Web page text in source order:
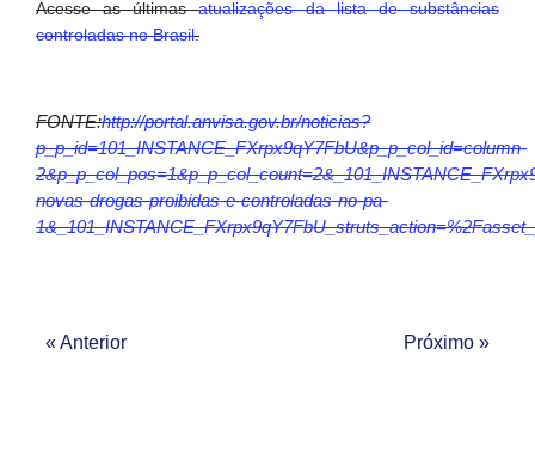
Acesse as últimasatualizações da lista de substâncias
controladas no Brasil.
FONTE:http://portal.anvisa.gov.br/noticias?
p_p_id=101_INSTANCE_FXrpx9qY7FbU&p_p_col_id=column-
novas-drogas-proibidas-e-controladas-no-pa-
« Anterior Próximo »